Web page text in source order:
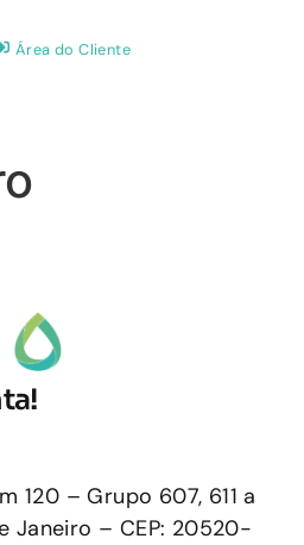
Área do Cliente
120 – Grupo 607, 611 a
Janeiro – CEP: 20520-